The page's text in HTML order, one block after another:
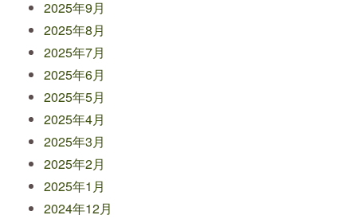
2025年9月
2025年8月
2025年7月
2025年6月
2025年5月
2025年4月
2025年3月
2025年2月
2025年1月
2024年12月